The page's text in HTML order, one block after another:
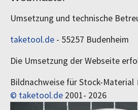
Umsetzung und technische
taketool.de - 55257 Budenheim
Die Umsetzung der Webseite
Bildnachweise für Stock-Material
© taketool.de 2001- 2026